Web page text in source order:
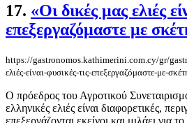
17. «Οι δικές μας ελιές
επεξεργαζόμαστε με
https://gastronomos.kathimerini.com.cy/gr/
ελιές-είναι-φυσικές-τις-επεξεργαζόμαστε-με-
Ο πρόεδρος του Αγροτικού
ελληνικές ελιές είναι διαφορετικές,
επεξεργάζονται εκείνοι και μιλάει για το